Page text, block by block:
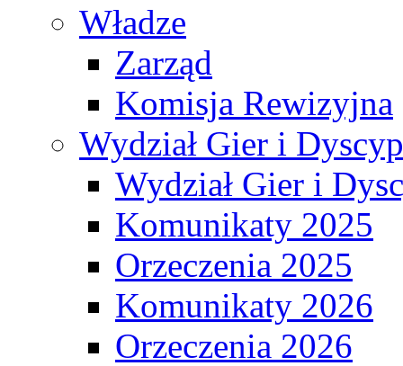
Władze
Zarząd
Komisja Rewizyjna
Wydział Gier i
Wydział Gier i
Komunikaty 2025
Orzeczenia 2025
Komunikaty 2026
Orzeczenia 2026